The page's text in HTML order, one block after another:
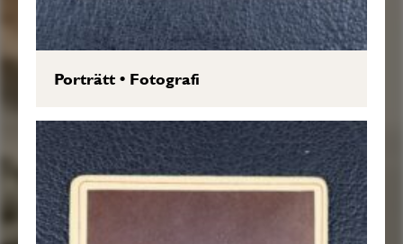
Porträtt• Fotografi